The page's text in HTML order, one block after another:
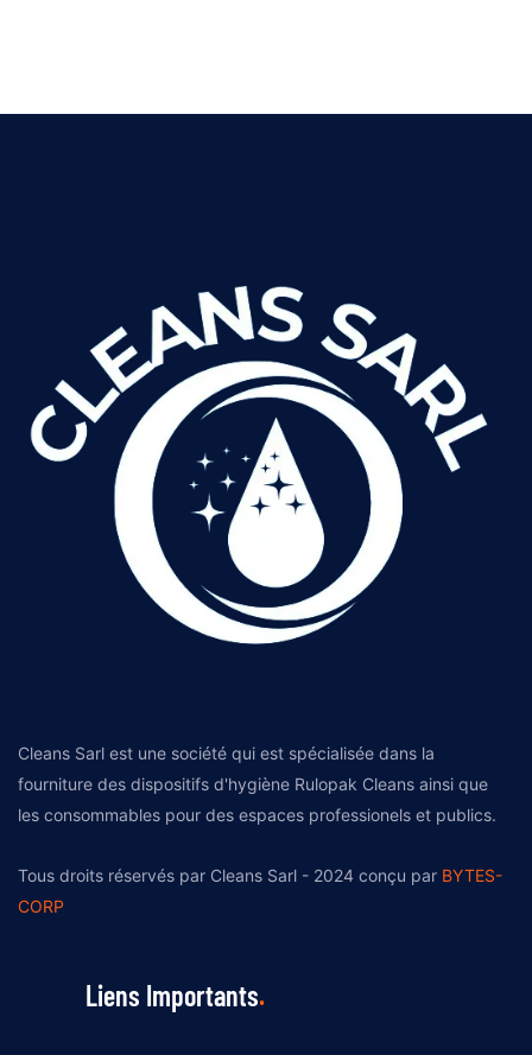
Cleans Sarl est une société qui est spécialisée dans la
fourniture des dispositifs d'hygiène Rulopak Cleans ainsi que
les consommables pour des espaces professionels et publics.
Tous droits réservés par Cleans Sarl - 2024 conçu par BYTES-
CORP
Liens Importants